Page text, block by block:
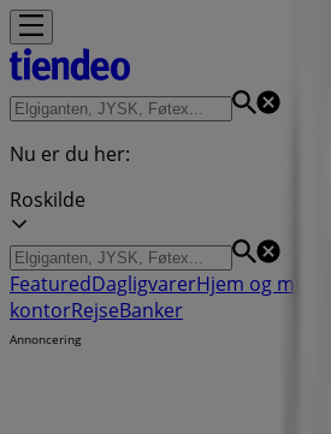
Nu er du her:
Roskilde
FeaturedDagligvarerHjem og møbler
kontorRejseBanker
Annoncering